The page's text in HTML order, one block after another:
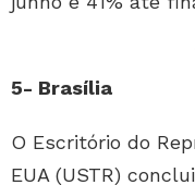
5- Brasília
O Escritório do
EUA (USTR)